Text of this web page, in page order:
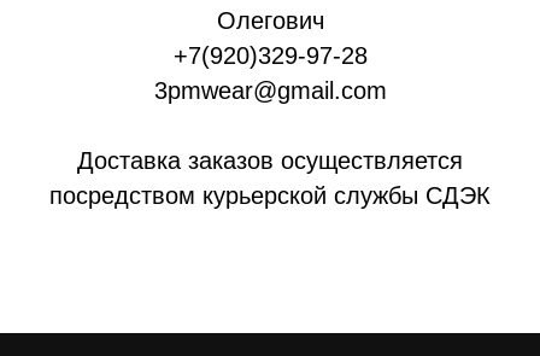
Олегович
+7(920)329-97-28
3pmwear@gmail.com
Доставка заказов осуществляется
посредством курьерской службы СДЭК